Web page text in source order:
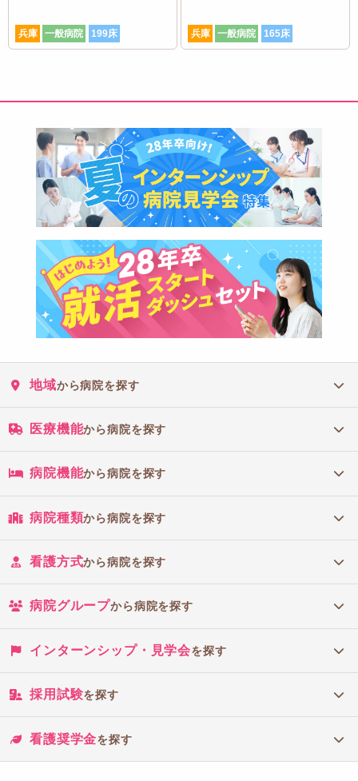
兵庫 一般病院 199床 兵庫 一般病院 165床
地域から病院を探す
医療機能から病院を探す
病院機能から病院を探す
病院種類から病院を探す
看護方式から病院を探す
病院グループから病院を探す
インターンシップ・見学会を探す
採用試験を探す
看護奨学金を探す